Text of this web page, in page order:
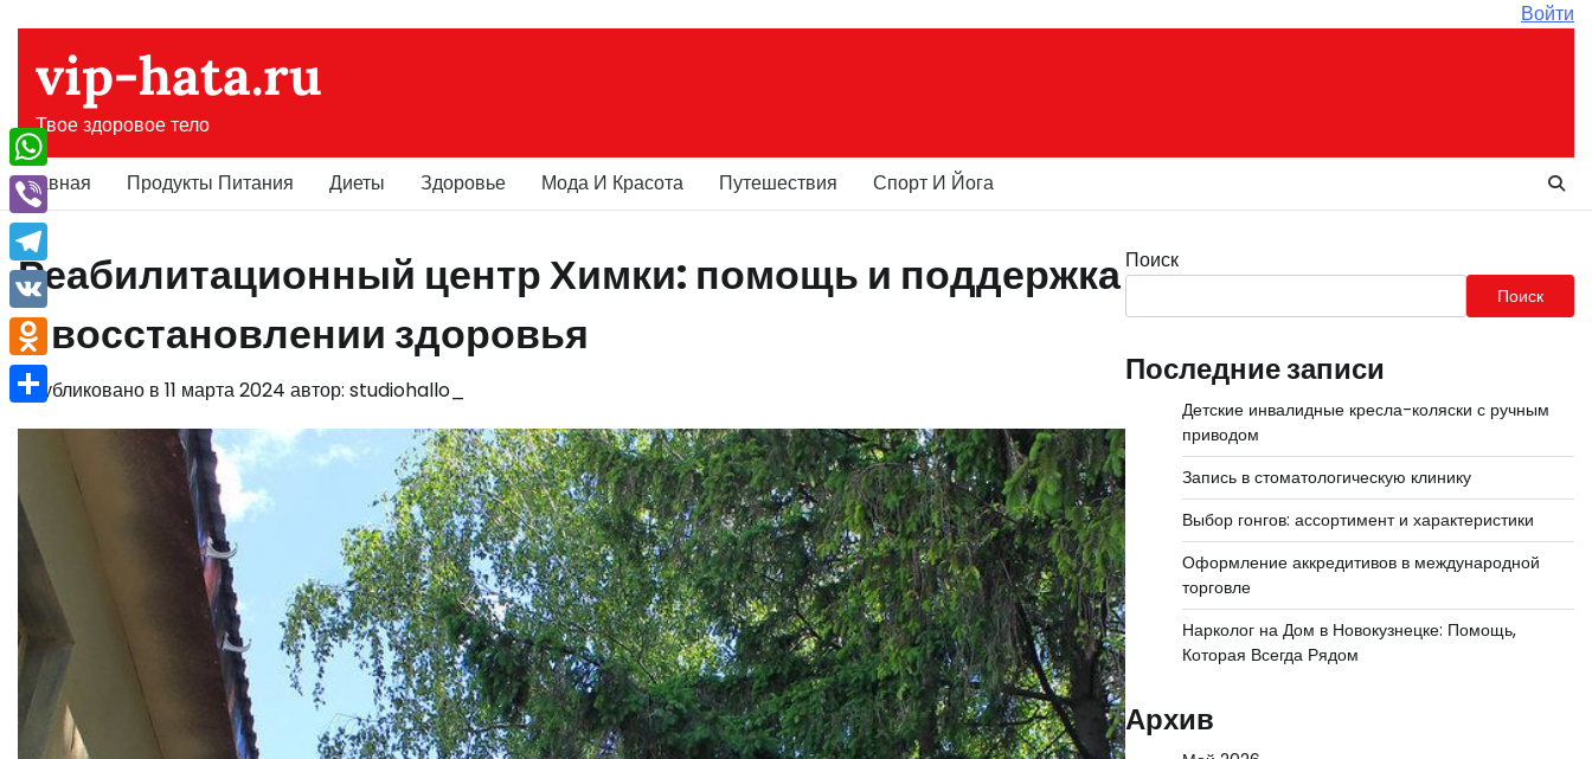
содержимому
Войти
vip-hata.ru
Твое здоровое тело
Главная Продукты Питания Диеты Здоровье Мода И Красота Путешествия Спорт И Йога
Реабилитационный центр Химки: помощь и поддержка
в восстановлении здоровья
Опубликовано в 11 марта 2024 автор: studiohallo_
Поиск
Поиск
Последние записи
Детские инвалидные кресла-коляски с ручным
приводом
Запись в стоматологическую клинику
Выбор гонгов: ассортимент и характеристики
Оформление аккредитивов в международной
торговле
Нарколог на Дом в Новокузнецке: Помощь,
Которая Всегда Рядом
Архив
WhatsApp
Viber
Telegram
VK
Odnoklassniki